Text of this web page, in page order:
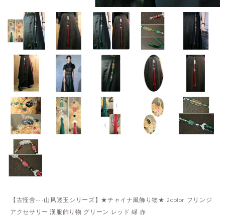
【古怪舍---山风逐玉シリーズ】★チャイナ風飾り物★ 2color フリンジ
アクセサリー 漢服飾り物 グリーン レッド 緑 赤